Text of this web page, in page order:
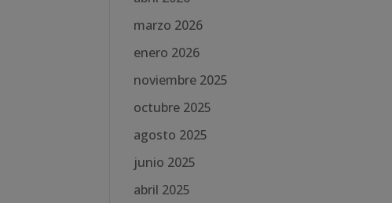
marzo 2026
enero 2026
noviembre 2025
octubre 2025
agosto 2025
junio 2025
abril 2025